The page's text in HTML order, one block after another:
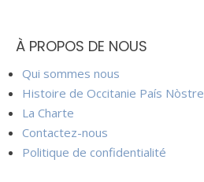
À PROPOS DE NOUS
Qui sommes nous
Histoire de Occitanie País Nòstre
La Charte
Contactez-nous
Politique de confidentialité